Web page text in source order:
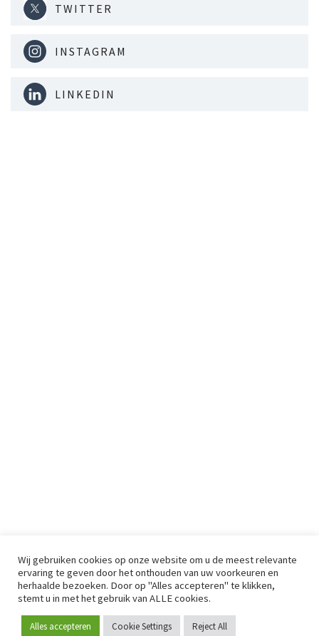
Word lid
TWITTER
INSTAGRAM
LINKEDIN
Wij gebruiken cookies op onze website om u de meest relevante
ervaring te geven door het onthouden van uw voorkeuren en
herhaalde bezoeken. Door op "Alles accepteren" te klikken,
stemt u in met het gebruik van ALLE cookies.
Alles accepteren Cookie Settings Reject All